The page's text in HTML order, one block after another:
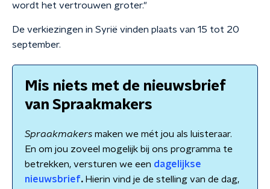
wordt het vertrouwen groter."
De verkiezingen in Syrië vinden plaats van 15 tot 20
september.
Mis niets met de nieuwsbrief
van Spraakmakers
Spraakmakers maken we mét jou als luisteraar.
En om jou zoveel mogelijk bij ons programma te
betrekken, versturen we een dagelijkse
nieuwsbrief.Hierin vind je de stelling van de dag,